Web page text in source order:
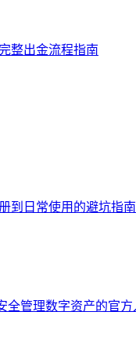
整出金流程指南
到日常使用的避坑指南
全管理数字资产的官方